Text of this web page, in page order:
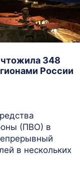
348
России
(ПВО) в
в нескольких